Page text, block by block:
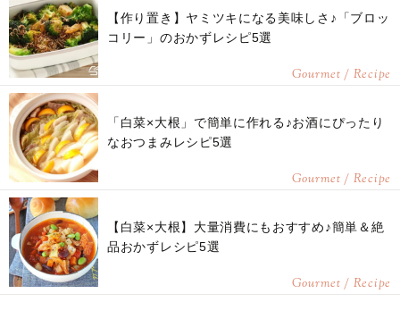
【作り置き】ヤミツキになる美味しさ♪「ブロッ
コリー」のおかずレシピ5選
Gourmet / Recipe
「白菜×大根」で簡単に作れる♪お酒にぴったり
なおつまみレシピ5選
Gourmet / Recipe
【白菜×大根】大量消費にもおすすめ♪簡単＆絶
品おかずレシピ5選
Gourmet / Recipe